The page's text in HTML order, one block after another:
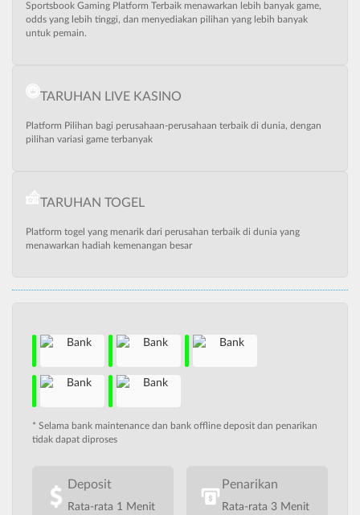
Sportsbook Gaming Platform Terbaik menawarkan lebih banyak game,
odds yang lebih tinggi, dan menyediakan pilihan yang lebih banyak
untuk pemain.
TARUHAN LIVE KASINO
Platform Pilihan bagi perusahaan-perusahaan terbaik di dunia, dengan
pilihan variasi game terbanyak
TARUHAN TOGEL
Platform togel yang menarik dari perusahan terbaik di dunia yang
menawarkan hadiah kemenangan besar
* Selama bank maintenance dan bank offline deposit dan penarikan
tidak dapat diproses
Deposit
Rata-rata 1 Menit
Penarikan
Rata-rata 3 Menit